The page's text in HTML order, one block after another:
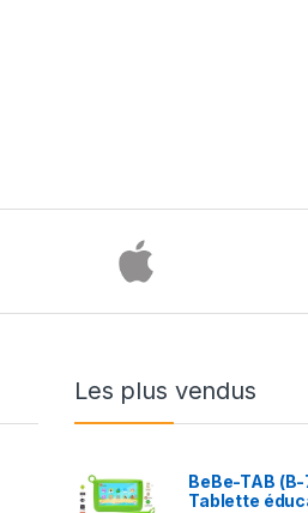
Les plus vendus
BeBe-TAB
Tablette